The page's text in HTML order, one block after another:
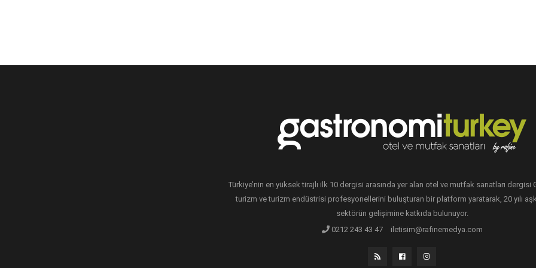
Türkiye’nin en yüksek tirajlı ilk 10 dergisi arasında yer alan otel ve mutfak sanatları dergisi
turizm ve turizm endüstrisi profesyonellerini buluşturan bir platform yaratarak, 20 yılı
sektörün gelişimine katkıda bulunuyor.
0212 243 43 47
iletisim@rafinemedya.com